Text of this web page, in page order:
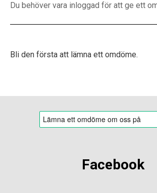
Bli den första att lämna ett omdöme.
Facebook